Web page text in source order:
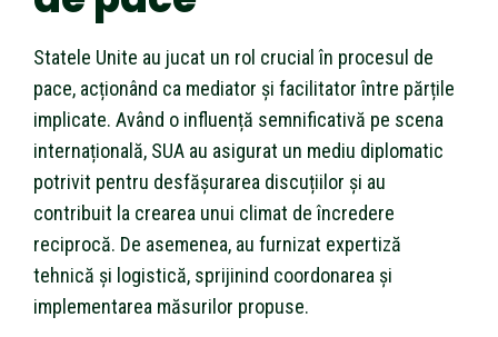
Statele Unite au jucat un rol crucial în procesul de
pace, acționând ca mediator și facilitator între părțile
implicate. Având o influență semnificativă pe scena
internațională, SUA au asigurat un mediu diplomatic
potrivit pentru desfășurarea discuțiilor și au
contribuit la crearea unui climat de încredere
reciprocă. De asemenea, au furnizat expertiză
tehnică și logistică, sprijinind coordonarea și
implementarea măsurilor propuse.